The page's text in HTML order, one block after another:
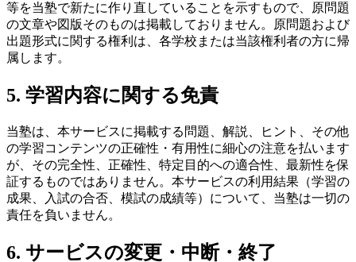
等を当塾で新たに作り直していることを示すもので、原問題
の文章や図版そのものは掲載しておりません。原問題および
出題形式に関する権利は、各学校または当該権利者の方に帰
属します。
5. 学習内容に関する免責
当塾は、本サービスに掲載する問題、解説、ヒント、その他
の学習コンテンツの正確性・有用性に細心の注意を払います
が、その完全性、正確性、特定目的への適合性、最新性を保
証するものではありません。本サービスの利用結果（学習の
成果、入試の合否、模試の成績等）について、当塾は一切の
責任を負いません。
6. サービスの変更・中断・終了